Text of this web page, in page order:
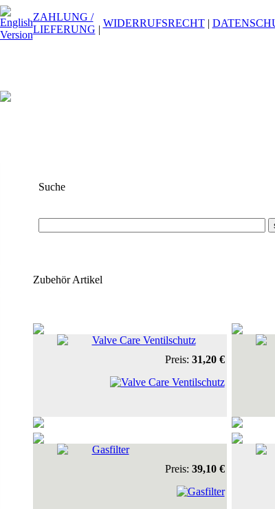
ZAHLUNG /
LIEFERUNG |
WIDERRUFSRECHT|
Suche
Zubehör Artikel
Valve Care Ventilschutz
Preis: 31,20 €
Gasfilter
Preis: 39,10 €